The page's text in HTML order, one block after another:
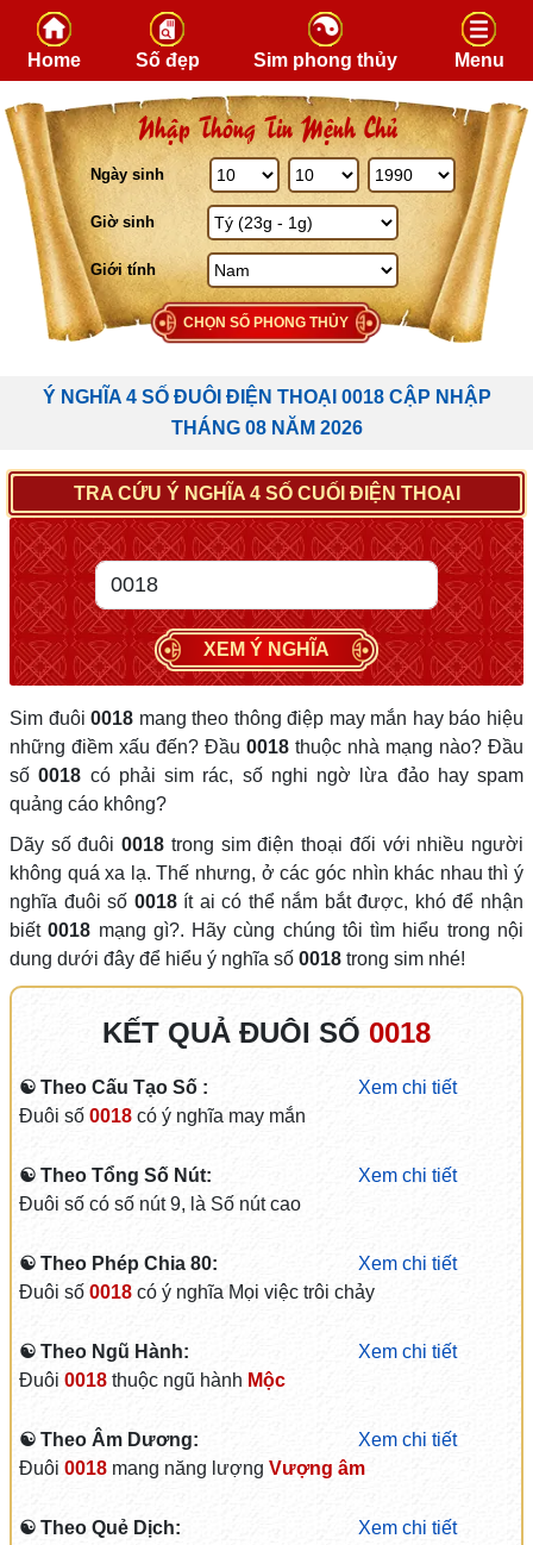
Skip to content
Home Số đẹp Sim phong thủy Menu
Nhập Thông Tin Mệnh Chủ
Ngày sinh
Giờ sinh
Giới tính
CHỌN SỐ PHONG THỦY
Ý NGHĨA 4 SỐ ĐUÔI ĐIỆN THOẠI 0018 CẬP NHẬP
THÁNG 08 NĂM 2026
TRA CỨU Ý NGHĨA 4 SỐ CUỐI ĐIỆN THOẠI
XEM Ý NGHĨA
Sim đuôi0018 mang theo thông điệp may mắn hay báo hiệu
những điềm xấu đến? Đầu 0018 thuộc nhà mạng nào? Đầu
số0018 có phải sim rác, số nghi ngờ lừa đảo hay spam
quảng cáo không?
Dãy số đuôi0018 trong sim điện thoại đối với nhiều người
không quá xa lạ. Thế nhưng, ở các góc nhìn khác nhau thì ý
nghĩa đuôi số 0018ít ai có thể nắm bắt được, khó để nhận
biết0018 mạng gì?. Hãy cùng chúng tôi tìm hiểu trong nội
dung dưới đây để hiểu ý nghĩa số 0018 trong sim nhé!
KẾT QUẢ ĐUÔI SỐ 0018
☯ Theo Cấu Tạo Số :
Xem chi tiết
Đuôi số 0018có ý nghĩa may mắn
☯ Theo Tổng Số Nút:
Xem chi tiết
Đuôi số có số nút 9, là Số nút cao
☯ Theo Phép Chia 80:
Xem chi tiết
Đuôi số 0018có ý nghĩa Mọi việc trôi chảy
☯ Theo Ngũ Hành:
Xem chi tiết
Đuôi 0018thuộc ngũ hành Mộc
☯ Theo Âm Dương:
Xem chi tiết
Đuôi 0018mang năng lượng Vượng âm
☯ Theo Quẻ Dịch:
Xem chi tiết